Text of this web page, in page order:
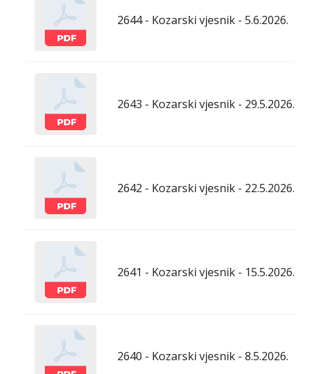
2644 - Kozarski vjesnik - 5.6.2026.
2643 - Kozarski vjesnik - 29.5.2026.
2642 - Kozarski vjesnik - 22.5.2026.
2641 - Kozarski vjesnik - 15.5.2026.
2640 - Kozarski vjesnik - 8.5.2026.